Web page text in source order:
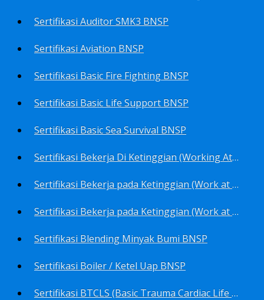
Sertifikasi Auditor SMK3 BNSP
Sertifikasi Aviation BNSP
Sertifikasi Basic Fire Fighting BNSP
Sertifikasi Basic Life Support BNSP
Sertifikasi Basic Sea Survival BNSP
Sertifikasi Bekerja Di Ketinggian (Working At Height) BNSP
Sertifikasi Bekerja pada Ketinggian (Work at Height)-Competency person (TKPK-TK3) BNSP
Sertifikasi Bekerja pada Ketinggian (Work at Height)-Pekerja/Standby Person (TKBT-TK2) BNSP
Sertifikasi Blending Minyak Bumi BNSP
Sertifikasi Boiler / Ketel Uap BNSP
Sertifikasi BTCLS (Basic Trauma Cardiac Life Support) BNSP